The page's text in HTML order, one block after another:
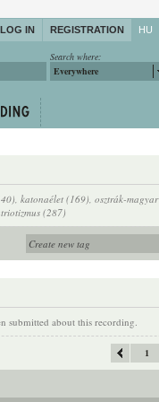
LOG IN REGISTRATION HU
Search where:
Everywhere
, katonaélet (169), osztrák-magyar
(287)
submitted about this recording.
1